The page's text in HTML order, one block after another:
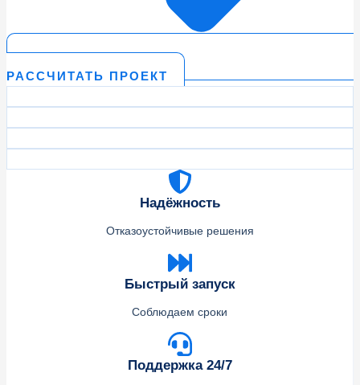
РАССЧИТАТЬ ПРОЕКТ
Надёжность
Отказоустойчивые решения
Быстрый запуск
Соблюдаем сроки
Поддержка 24/7